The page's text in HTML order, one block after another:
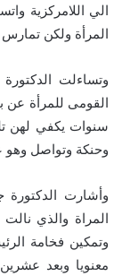
الي اللامركزية
المرأة ولكن تمارس
وتساءلت
القومى للمرأة عن
سنوات يكفي لهن
وحنكة وتواصل
وأشارت
المراة والذي
وتمكين فخامة
معنويا وبعد